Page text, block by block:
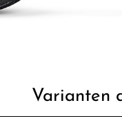
Varianten